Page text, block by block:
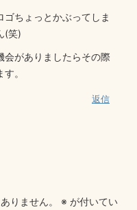
ゴちょっとかぶってしま
(笑)
会がありましたらその際
。
返信
りません。 ※ が付いてい